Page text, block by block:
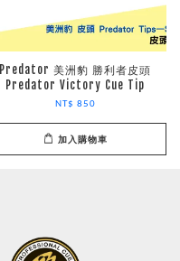
Predator 美洲豹 勝利者皮頭
Predator Victory Cue Tip
NT$ 850
加入購物車